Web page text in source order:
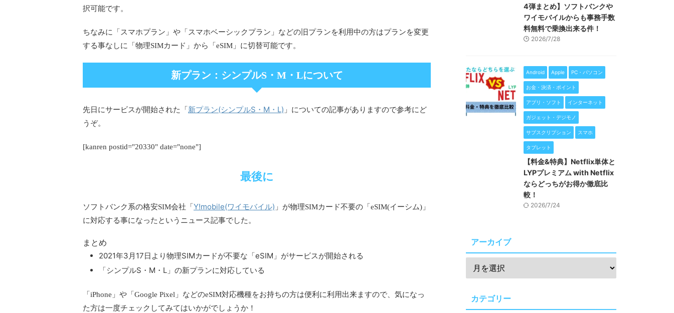
択可能です。
ちなみに「スマホプラン」や「スマホベーシックプラン」などの旧プランを利用中の方はプランを変更
する事なしに「物理SIMカード」から「eSIM」に切替可能です。
新プラン：シンプルS・M・Lについて
先日にサービスが開始された「 新プラン(シンプルS・M・L) 」についての記事がありますので参考にど
うぞ。
[kanren postid="20330" date="none"]
最後に
ソフトバンク系の格安SIM会社「 Y!mobile(ワイモバイル) 」が物理SIMカード不要の「eSIM(イーシム)」
に対応する事になったというニュース記事でした。
まとめ
2021年3月17日より物理SIMカードが不要な「eSIM」がサービスが開始される
「シンプルS・M・L」の新プランに対応している
「iPhone」や「Google Pixel」などのeSIM対応機種をお持ちの方は便利に利用出来ますので、気になっ
た方は一度チェックしてみてはいかがでしょうか！
4弾まとめ】ソフトバンクや
ワイモバイルからも事務手数
料無料で乗換出来る件！
2026/7/28
Android Apple PC・パソコン
お金・決済・ポイント
アプリ・ソフト インターネット
ガジェット・デジモノ
サブスクリプション スマホ
タブレット
【料金&特典】Netflix単体と
LYPプレミアム with Netflix
ならどっちがお得か徹底比
較！
2026/7/24
アーカイブ
カテゴリー